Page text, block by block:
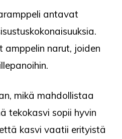
antavat
amppelin narut, joiden
mikä mahdollistaa
tekokasvi sopii hyvin
kasvi vaatii erityistä